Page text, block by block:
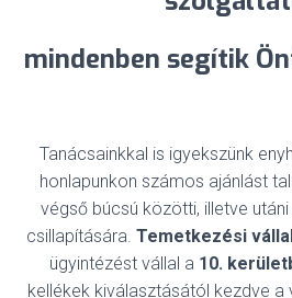
mindenben segítik
Tanácsainkkal is igyekszünk
honlapunkon számos ajánlást
végső búcsú közötti, illetve
csillapítására. Temetkezési
ügyintézést vállal a 10.
kellékek kiválasztásától kezdve a